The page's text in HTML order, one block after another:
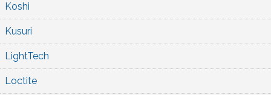
Koshi
Kusuri
LightTech
Loctite